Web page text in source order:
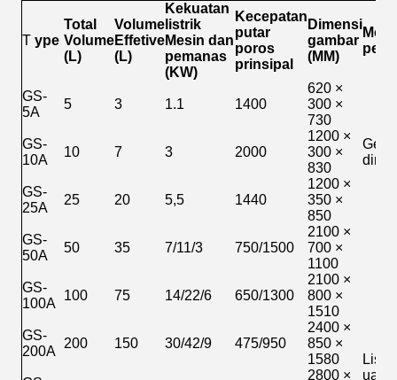
T ype
Total
Volume
(L)
Volume
Effetive
(L)
Kekuatan
listrik
Mesin dan
pemanas
(KW)
Kecepatan
putar
poros
prinsipal
Dimensi
gambar
(MM)
GS-
5A
5 3 1.1 1400
620 ×
300 ×
730
diri
GS-
10A
10 7 3 2000
1200 ×
300 ×
830
GS-
25A
25 20 5,5 1440
1200 ×
350 ×
850
GS-
50A
50 35 7/11/3 750/1500
2100 ×
700 ×
1100
uap
GS-
100A
100 75 14/22/6 650/1300
2100 ×
800 ×
1510
GS-
200A
200 150 30/42/9 475/950
2400 ×
850 ×
1580
2800 ×